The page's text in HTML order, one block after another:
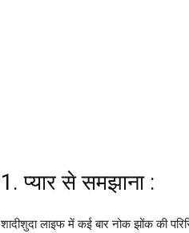
1. प्यार से समझाना :
शादीशुदा लाइफ में कई बार नोक झोंक की